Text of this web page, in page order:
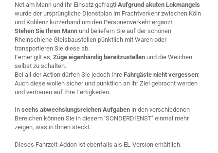
Not am Mann und Ihr Einsatz gefragt! Aufgrund akuten Lokmangels
wurde der ursprüngliche Dienstplan im Frachtverkehr zwischen Köln
und Koblenz kurzerhand um den Personenverkehr ergänzt.
Stehen Sie Ihren Mann und beliefern Sie auf der schönen
Rheinschiene Gleisbaustellen pünktlich mit Waren oder
transportieren Sie diese ab.
Ferner gilt es, Züge eigenhändig bereitzustellen und die Weichen
selbst zu schalten.
Bei all der Action dürfen Sie jedoch Ihre Fahrgäste nicht vergessen:
Auch diese wollen sicher und pünktlich an ihr Ziel gebracht werden
und vertrauen auf Ihre Fertigkeiten.
In sechs abwechslungsreichen Aufgaben in den verschiedenen
Bereichen können Sie in diesem ‘SONDERDIENST’ einmal mehr
zeigen, was in Ihnen steckt.
Dieses Fahrzeit-Addon ist ebenfalls als EL-Version erhältlich.